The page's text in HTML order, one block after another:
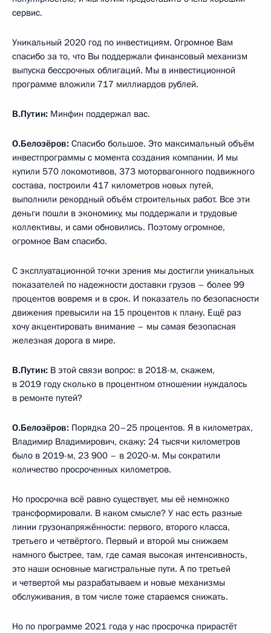
сервис.
Уникальный 2020 год по инвестициям. Огромное Вам
спасибо за то, что Вы поддержали финансовый механизм
выпуска бессрочных облигаций. Мы в инвестиционной
программе вложили 717 миллиардов рублей.
В.Путин: Минфин поддержал вас.
О.Белозёров: Спасибо большое. Это максимальный объём
инвестпрограммы с момента создания компании. И мы
купили 570 локомотивов, 373 моторвагонного подвижного
состава, построили 417 километров новых путей,
выполнили рекордный объём строительных работ. Все эти
деньги пошли в экономику, мы поддержали и трудовые
коллективы, и сами обновились. Поэтому огромное,
огромное Вам спасибо.
С эксплуатационной точки зрения мы достигли уникальных
показателей по надежности доставки грузов – более 99
процентов вовремя и в срок. И показатель по безопасности
движения превысили на 15 процентов к плану. Ещё раз
хочу акцентировать внимание – мы самая безопасная
железная дорога в мире.
В.Путин: В этой связи вопрос: в 2018-м, скажем,
в 2019 году сколько в процентном отношении нуждалось
в ремонте путей?
О.Белозёров: Порядка 20–25 процентов. Я в километрах,
Владимир Владимирович, скажу: 24 тысячи километров
было в 2019-м, 23 900 – в 2020-м. Мы сократили
количество просроченных километров.
Но просрочка всё равно существует, мы её немножко
трансформировали. В каком смысле? У нас есть разные
линии грузонапряжённости: первого, второго класса,
третьего и четвёртого. Первый и второй мы снижаем
намного быстрее, там, где самая высокая интенсивность,
это наши основные магистральные пути. А по третьей
и четвертой мы разрабатываем и новые механизмы
обслуживания, в том числе тоже стараемся снижать.
Но по программе 2021 года у нас просрочка прирастёт